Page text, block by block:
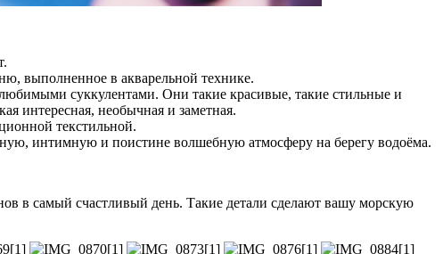
выполненное в акварельной технике.
суккулентами. Они такие красивые, такие стильные и
интересная, необычная и заметная.
текстильной.
интимную и поистине волшебную атмосферу на берегу водоёма.
в самый счастливый день. Такие детали сделают вашу морскую